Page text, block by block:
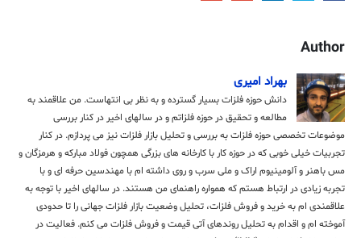
Author
بهراد امیری
دانش حوزه فلزات بسیار گسترده و به نظر بی انتهاست. من علاقمند به
مطالعه و تحقیق در حوزه فلزاتم و در سالهای اخیر در کنار بررسی
موضوعات تخصصی حوزه فلزات به بررسی و تحلیل بازار فلزات نیز می پردازم. در کنار
تجربیات خیلی خوبی که در حوزه کار با کارخانه های بزرگی همچون فولاد مبارکه و هرمزگان و
مس باهنر و آلومینیوم اراک و ملی سرب و روی داشته ام با مهندسین حرفه ای و با
تجربه زیادی در ارتباط هستم که همواره راهنمای من هستند. در سالهای اخیر با توجه به
علاقمندی ام به خرید و فروش فلزات، تحلیل وضعیت بازار فلزات جهانی را تا حدودی
آموخته ام و اقدام به تحلیل روندهای آتی قیمت و فروش فلزات می کنم. فعالیت در